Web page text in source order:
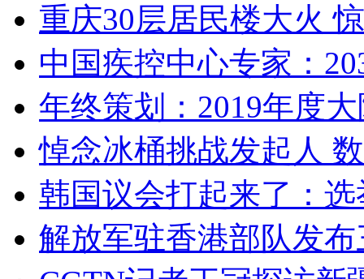
重庆30层居民楼大火
中国疾控中心专家：
年终策划：2019年度
悼念冰桶挑战发起人
韩国议会打起来了：
解放军驻香港部队发